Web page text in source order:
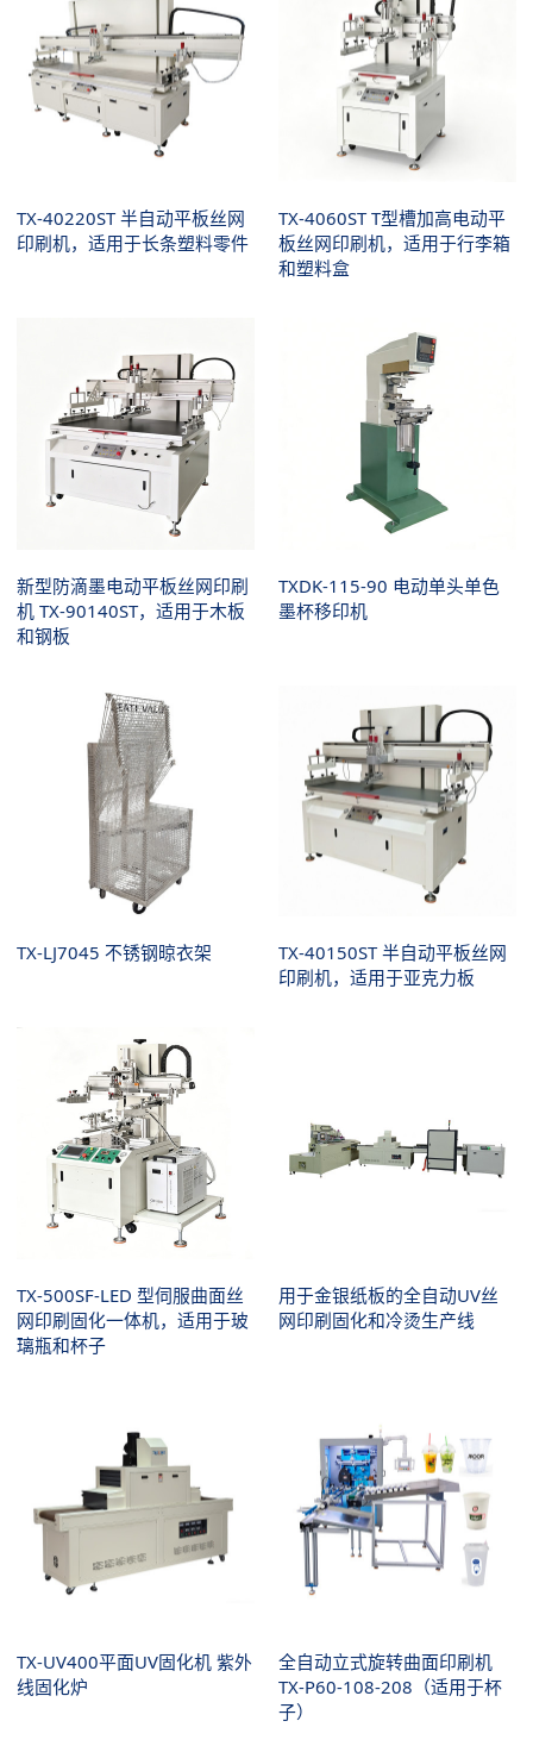
TX-40220ST 半自动平板丝网
印刷机，适用于长条塑料零件
TX-4060ST T型槽加高电动平
板丝网印刷机，适用于行李箱
和塑料盒
新型防滴墨电动平板丝网印刷
机 TX-90140ST，适用于木板
和钢板
TXDK-115-90 电动单头单色
墨杯移印机
TX-LJ7045 不锈钢晾衣架
TX-40150ST 半自动平板丝网
印刷机，适用于亚克力板
TX-500SF-LED 型伺服曲面丝
网印刷固化一体机，适用于玻
璃瓶和杯子
用于金银纸板的全自动UV丝
网印刷固化和冷烫生产线
TX-UV400平面UV固化机 紫外
线固化炉
全自动立式旋转曲面印刷机
TX-P60-108-208（适用于杯
子）